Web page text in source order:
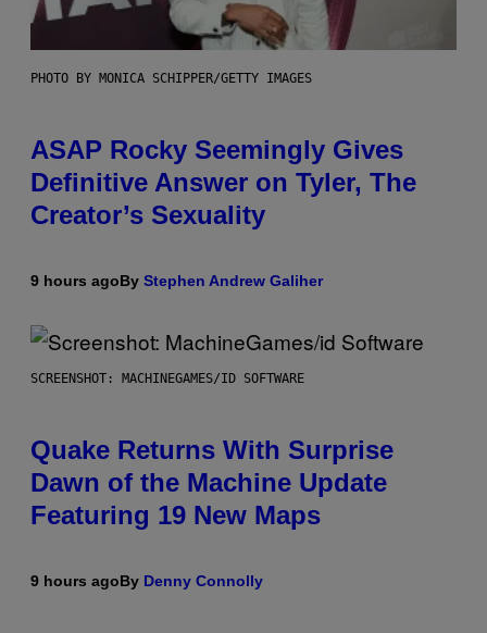
PHOTO BY MONICA SCHIPPER/GETTY IMAGES
ASAP Rocky Seemingly Gives
Definitive Answer on Tyler, The
Creator’s Sexuality
9 hours agoBy Stephen Andrew Galiher
SCREENSHOT: MACHINEGAMES/ID SOFTWARE
Quake Returns With Surprise
Dawn of the Machine Update
Featuring 19 New Maps
9 hours agoBy Denny Connolly